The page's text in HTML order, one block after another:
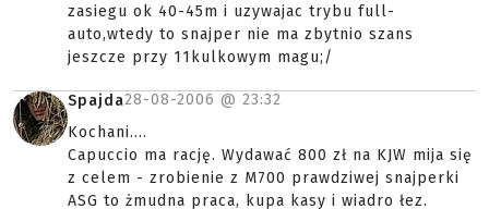
zasiegu ok 40-45m i uzywajac trybu full-
auto,wtedy to snajper nie ma zbytnio szans
jeszcze przy 11kulkowym magu;/
Spajda28-08-2006 @ 23:32
Kochani....
Capuccio ma rację. Wydawać 800 zł na KJW mija się
z celem - zrobienie z M700 prawdziwej snajperki
ASG to żmudna praca, kupa kasy i wiadro łez.